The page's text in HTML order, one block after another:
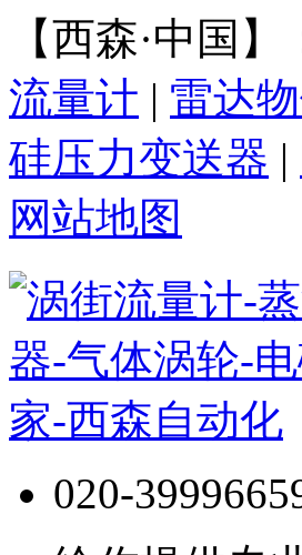
【西森·中国】
流量计 | 雷达
硅压力变送器 |
网站地图
020-